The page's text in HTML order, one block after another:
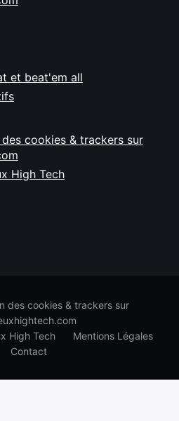
et beat'em all
cookies & trackers sur
High Tech
des cookies & trackers sur
High Tech
Mentions Légales
Contact